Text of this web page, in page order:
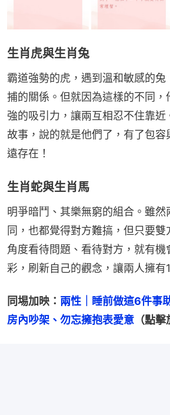
生肖虎與生肖兔
霸道強勢的虎，遇到溫和敏感的兔
捕的關係。但就因為這樣的不同，
強的吸引力，讓兩互相忍不住靠
故事，說的就是他們了，有了包容
遠存在！
生肖蛇與生肖馬
明爭暗鬥、其樂無窮的組合。雖然
同，也都覺得對方難搞，但只要
角度看待問題、看待對方，就有機
彩，刷新自己的觀念，讓兩人擁有
同埸加映： 兩性｜睡前做這6件事
房內吵架、勿忘擁抱表愛意 （點